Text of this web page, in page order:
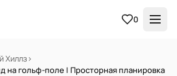
0
Хиллз›
на гольф-поле | Просторная планировка